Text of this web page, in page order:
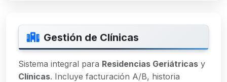
Gestión de Clínicas
Sistema integral para Residencias Geriátricas y
Clínicas. Incluye facturación A/B, historia